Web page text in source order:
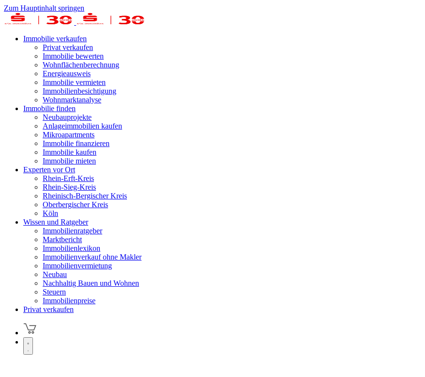
Zum Hauptinhalt springen
Immobilie verkaufen
Privat verkaufen
Immobilie bewerten
Wohnflächenberechnung
Energieausweis
Immobilie vermieten
Immobilienbesichtigung
Wohnmarktanalyse
Immobilie finden
Neubauprojekte
Anlageimmobilien kaufen
Mikroapartments
Immobilie finanzieren
Immobilie kaufen
Immobilie mieten
Experten vor Ort
Rhein-Erft-Kreis
Rhein-Sieg-Kreis
Rheinisch-Bergischer Kreis
Oberbergischer Kreis
Köln
Wissen und Ratgeber
Immobilienratgeber
Marktbericht
Immobilienlexikon
Immobilienverkauf ohne Makler
Immobilienvermietung
Neubau
Nachhaltig Bauen und Wohnen
Steuern
Immobilienpreise
Privat verkaufen